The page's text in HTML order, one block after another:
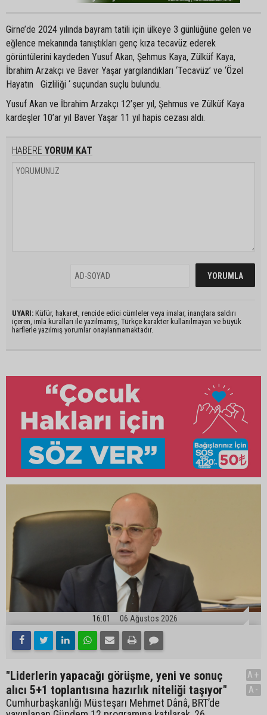
Girne’de 2024 yılında bayram tatili için ülkeye 3 günlüğüne gelen ve
eğlence mekanında tanıştıkları genç kıza tecavüz ederek
görüntülerini kaydeden Yusuf Akan, Şehmus Kaya, Zülküf Kaya,
İbrahim Arzakçı ve Baver Yaşar yargılandıkları ‘Tecavüz’ ve ‘Özel
Hayatın Gizliliği ‘ suçundan suçlu bulundu.
Yusuf Akan ve İbrahim Arzakçı 12’şer yıl, Şehmus ve Zülküf Kaya
kardeşler 10’ar yıl Baver Yaşar 11 yıl hapis cezası aldı.
HABERE YORUM KAT
UYARI: Küfür, hakaret, rencide edici cümleler veya imalar, inançlara saldırı
içeren, imla kuralları ile yazılmamış, Türkçe karakter kullanılmayan ve büyük
harflerle yazılmış yorumlar onaylanmamaktadır.
16:01 06 Ağustos 2026
"Liderlerin yapacağı görüşme, yeni ve sonuç
alıcı 5+1 toplantısına hazırlık niteliği taşıyor"
Cumhurbaşkanlığı Müsteşarı Mehmet Dânâ, BRT’de
A+
A-